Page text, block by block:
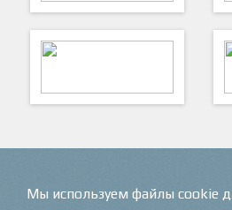
Мы используем файлы cookie